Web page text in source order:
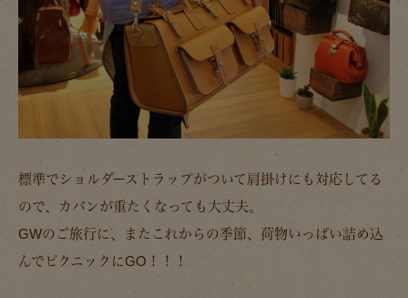
標準でショルダーストラップがついて肩掛けにも対応してる
ので、カバンが重たくなっても大丈夫。
GWのご旅行に、またこれからの季節、荷物いっぱい詰め込
んでピクニックにGO！！！